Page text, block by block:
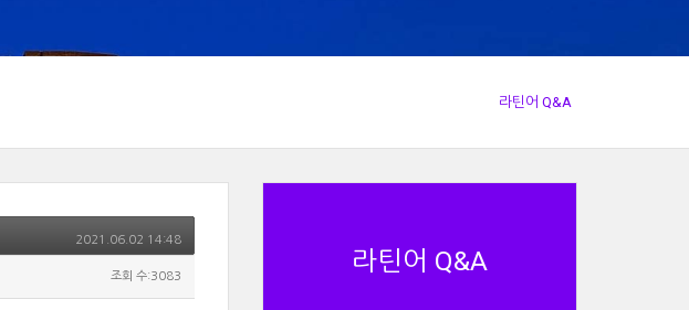
라틴어 Q&A
라틴어 Q&A
2021.06.02 14:48
조회 수:3083